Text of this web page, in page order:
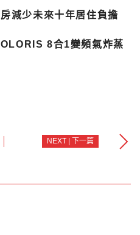
減少未來十年居住負擔
8合1變頻氣炸蒸
NEXT | 下一篇